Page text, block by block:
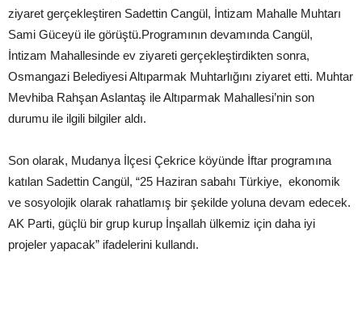
ziyaret gerçekleştiren Sadettin Cangül, İntizam Mahalle Muhtarı
Sami Güceyü ile görüştü.Programının devamında Cangül,
İntizam Mahallesinde ev ziyareti gerçekleştirdikten sonra,
Osmangazi Belediyesi Altıparmak Muhtarlığını ziyaret etti. Muhtar
Mevhiba Rahşan Aslantaş ile Altıparmak Mahallesi’nin son
durumu ile ilgili bilgiler aldı.
Son olarak, Mudanya İlçesi Çekrice köyünde İftar programına
katılan Sadettin Cangül, “25 Haziran sabahı Türkiye, ekonomik
ve sosyolojik olarak rahatlamış bir şekilde yoluna devam edecek.
AK Parti, güçlü bir grup kurup İnşallah ülkemiz için daha iyi
projeler yapacak” ifadelerini kullandı.